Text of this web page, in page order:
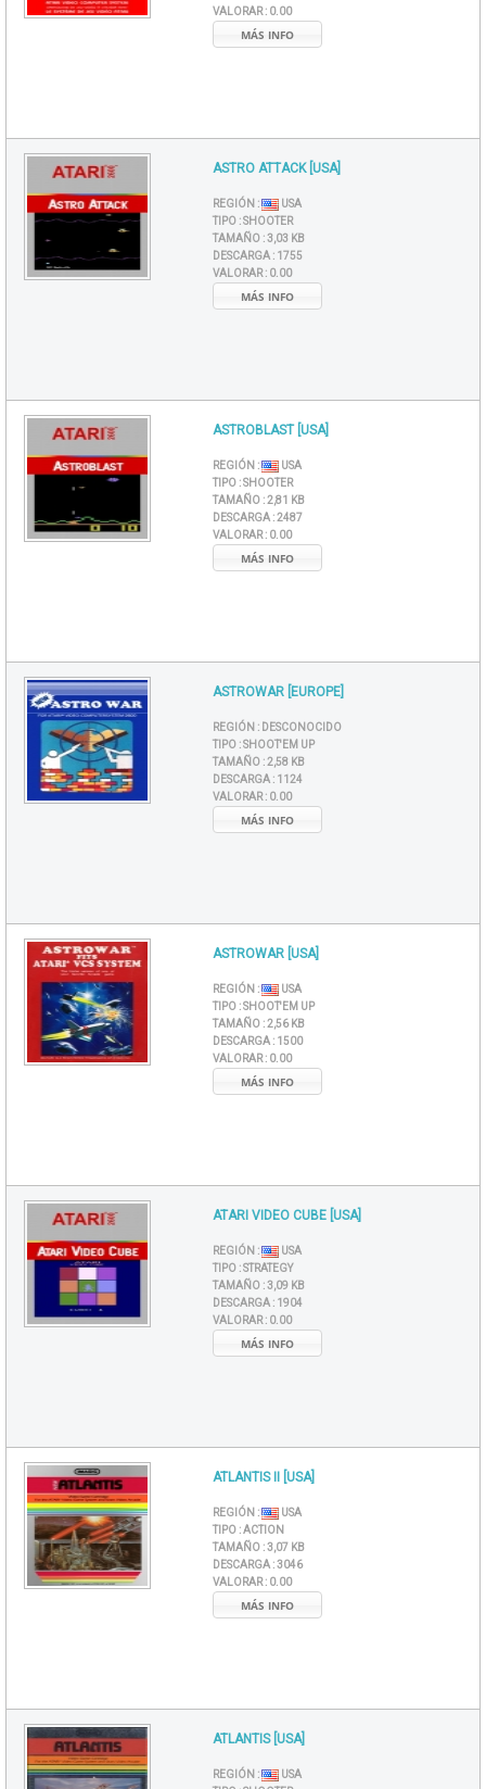
VALORAR : 0.00
MÁS INFO
ASTRO ATTACK [USA]
REGIÓN :
USA
TIPO :SHOOTER
TAMAÑO :3,03 KB
DESCARGA : 1755
VALORAR : 0.00
MÁS INFO
ASTROBLAST [USA]
REGIÓN :
USA
TIPO :SHOOTER
TAMAÑO :2,81 KB
DESCARGA :2487
VALORAR : 0.00
MÁS INFO
ASTROWAR [EUROPE]
REGIÓN : DESCONOCIDO
TIPO :SHOOT'EM UP
TAMAÑO :2,58 KB
DESCARGA : 1124
VALORAR : 0.00
MÁS INFO
ASTROWAR [USA]
REGIÓN :
USA
TIPO :SHOOT'EM UP
TAMAÑO :2,56 KB
DESCARGA : 1500
VALORAR : 0.00
MÁS INFO
ATARI VIDEO CUBE [USA]
REGIÓN :
USA
TIPO :STRATEGY
TAMAÑO :3,09 KB
DESCARGA : 1904
VALORAR : 0.00
MÁS INFO
ATLANTIS II [USA]
REGIÓN :
USA
TIPO :ACTION
TAMAÑO :3,07 KB
DESCARGA :3046
VALORAR : 0.00
MÁS INFO
ATLANTIS [USA]
REGIÓN :
USA